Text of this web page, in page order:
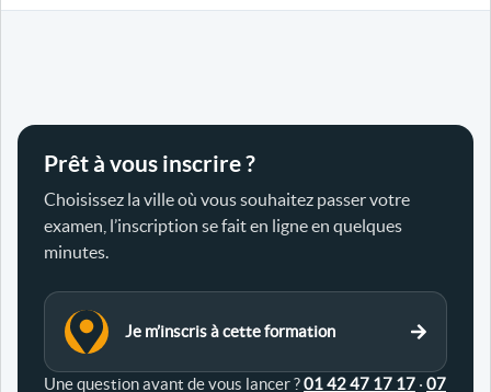
Prêt à vous inscrire ?
Choisissez la ville où vous souhaitez passer votre
examen, l’inscription se fait en ligne en quelques
minutes.
Je m’inscris à cette formation
Une question avant de vous lancer ?01 42 47 17 17 · 07